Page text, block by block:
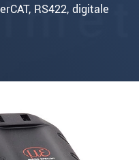
RS422, digitale